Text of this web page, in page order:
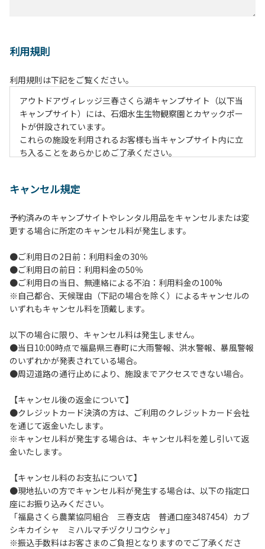
利用規則
利用規則は下記をご覧ください。
アウトドアヴィレッジ三春さくら湖キャンプサイト（以下当
キャンプサイト）には、石畑水生生物観察園とカヤックポー
トが併設されています。
これらの施設を利用されるお客様も当キャンプサイト内に立
ち入ることをあらかじめご了承ください。
ご理解のうえ遵守いただけますようお願い申し上げます。な
断りすることがございます。
項】
１．貴重品は各自で管理してください。
２．安全管理上お子さまのみの単独行動はさせないでくださ
い。
３．当キャンプサイト内の車の移動は徐行運転（時速10ｋｍ
４．ゴミは指定された分別方法により分別し、指定の場所へ
捨ててください。
５．BBQ及び焚火台の灰は鎮火を確認した上で指定の場所へ
捨ててください。
序、善良の風俗に反する恐れのある方のご利用はお断りしま
す。
７．自然災害など不可抗力以外の事由により建造物、家具、
備品、その他物品を損傷、紛失させた場合には、その相当額
を弁償していただきます。
一切の責任を負いません。
９．当キャンプサイトの場内灯の消灯時間は21時です。
10．当キャンプサイトの入退場ゲートは21時から翌朝6時ま
で閉鎖となります。
11．21時から翌朝６時までの当キャンプサイト内での車の移
動はご遠慮ください。
キャンセル規定
予約済みのキャンプサイトやレンタル用品をキャンセルまたは変
更する場合に所定のキャンセル料が発生します。
●ご利用日の2日前：利用料金の30％
●ご利用日の前日：利用料金の50％
●ご利用日の当日、無連絡による不泊：利用料金の100%
※自己都合、天候理由（下記の場合を除く）によるキャンセルの
いずれもキャンセル料を頂戴します。
以下の場合に限り、キャンセル料は発生しません。
●当日10:00時点で福島県三春町に大雨警報、洪水警報、暴風警報
のいずれかが発表されている場合。
●周辺道路の通行止めにより、施設までアクセスできない場合。
【キャンセル後の返金について】
●クレジットカード決済の方は、ご利用のクレジットカード会社
を通じて返金いたします。
※キャンセル料が発生する場合は、キャンセル料を差し引いて返
金いたします。
【キャンセル料のお支払について】
●現地払いの方でキャンセル料が発生する場合は、以下の指定口
座にお振り込みください。
「福島さくら農業協同組合 三春支店 普通口座3487454）カブ
シキカイシャ ミハルマチヅクリコウシャ」
※振込手数料はお客さまのご負担となりますのでご了承くださ